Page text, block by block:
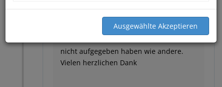
Kater seit Ende 2024 wieder laufen und
toben und auf Bäume Kletter.
nicht aufgegeben haben wie andere.
Vielen herzlichen Dank